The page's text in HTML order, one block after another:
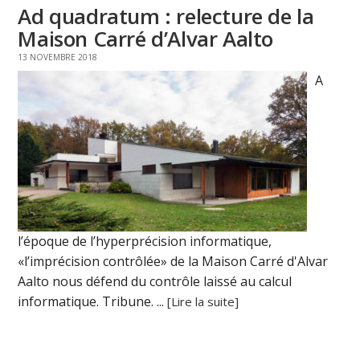
Ad quadratum : relecture de la
Maison Carré d’Alvar Aalto
13 NOVEMBRE 2018
A
l’époque de l’hyperprécision informatique,
«l’imprécision contrôlée» de la Maison Carré d'Alvar
Aalto nous défend du contrôle laissé au calcul
informatique. Tribune. ...[Lire la suite]